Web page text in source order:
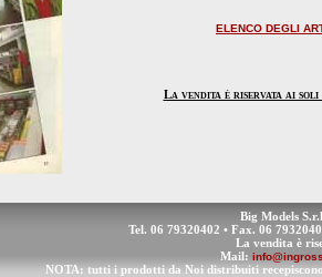
ELENCO DEGLI
La vendita è riservata ai
Big Models
Tel. 06 79320402 • Fax. 06
La vendita è
Mail:
NOTA: tutti i prodotti da Noi distribuiti